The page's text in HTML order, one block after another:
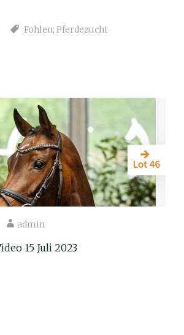
Fohlen; Pferdezucht
admin
15 Juli 2023